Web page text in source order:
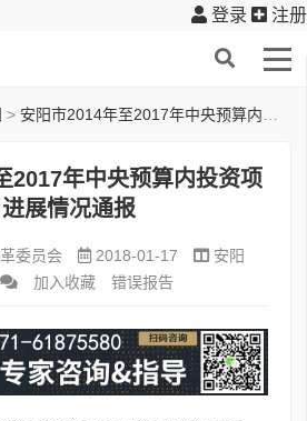
登录 注册
> 安阳市2014年至2017年中央预算内投资项目进展情况通报
2017年中央预算内投资项
进展情况通报
委员会 2018-01-17
安阳
加入收藏 错误报告